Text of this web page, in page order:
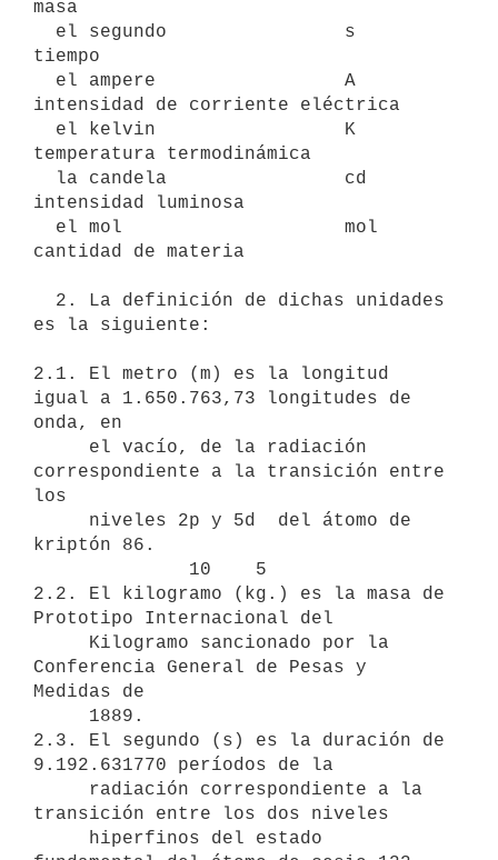
masa
tiempo
intensidad de corriente eléctrica
temperatura termodinámica
intensidad luminosa
cantidad de materia
es la siguiente:
2.1. El metro (m) es la longitud
igual a 1.650.763,73 longitudes de
onda, en
correspondiente a la transición entre
los
kriptón 86.
2.2. El kilogramo (kg.) es la masa de
Prototipo Internacional del
Conferencia General de Pesas y
Medidas de
2.3. El segundo (s) es la duración de
9.192.631770 períodos de la
transición entre los dos niveles